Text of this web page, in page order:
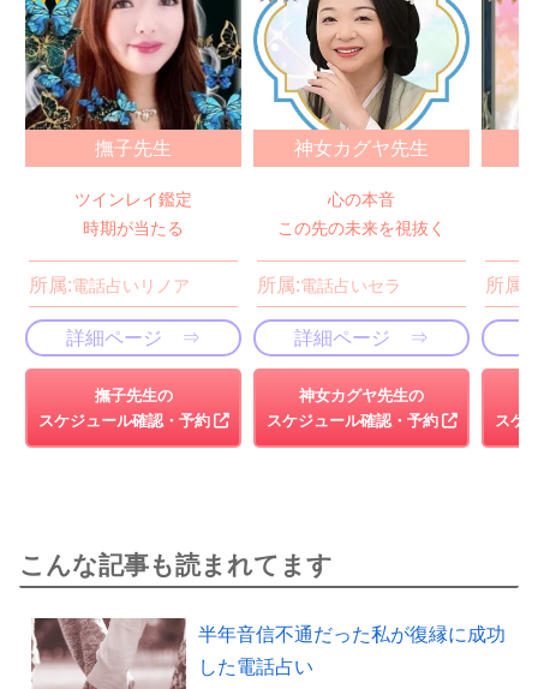
撫子先生
ツインレイ鑑定
時期が当たる
所属:電話占いリノア
詳細ページ ⇒
撫子先生の
スケジュール確認・予約
神女カグヤ先生
心の本音
この先の未来を視抜く
所属:電話占いセラ
詳細ページ ⇒
神女カグヤ先生の
スケジュール確認・予約
所属:
スケ
こんな記事も読まれてます
半年音信不通だった私が復縁に成功
した電話占い